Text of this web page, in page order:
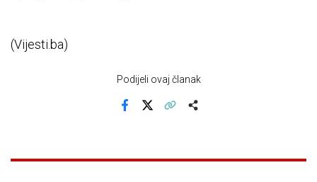
(Vijesti.ba)
Podijeli ovaj članak